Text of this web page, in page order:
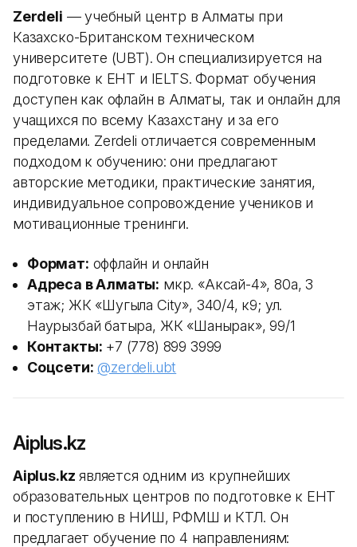
Zerdeli — учебный центр в Алматы при
Казахско-Британском техническом
университете (UBT). Он специализируется на
подготовке к ЕНТ и IELTS. Формат обучения
доступен как офлайн в Алматы, так и онлайн для
учащихся по всему Казахстану и за его
пределами. Zerdeli отличается современным
подходом к обучению: они предлагают
авторские методики, практические занятия,
индивидуальное сопровождение учеников и
мотивационные тренинги.
Формат: оффлайн и онлайн
Адреса в Алматы: мкр. «Аксай-4», 80а, 3
этаж; ЖК «Шугыла City», 340/4, к9; ул.
Наурызбай батыра, ЖК «Шанырак», 99/1
Контакты: +7 (778) 899 3999
Соцсети: @zerdeli.ubt
Aiplus.kz
Aiplus.kz является одним из крупнейших
образовательных центров по подготовке к ЕНТ
и поступлению в НИШ, РФМШ и КТЛ. Он
предлагает обучение по 4 направлениям: